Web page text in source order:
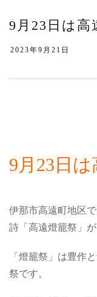
9月23日は高
9月23日は
伊那市高遠町地区
詩「高遠燈籠祭」が
「燈籠祭」は豊作
祭です。